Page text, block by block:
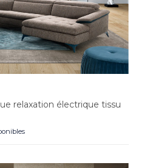
relaxation électrique tissu